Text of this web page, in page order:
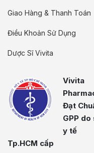
Giao Hàng & Thanh Toán
Điều Khoản Sử Dụng
Dược Sĩ Vivita
Vivita
Đạt
GPP do
y tế
Tp.HCM cấp